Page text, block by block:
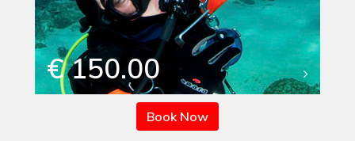
€ 150.00
Book Now